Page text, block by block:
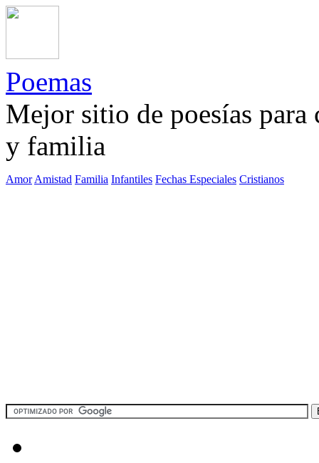
Poemas
Mejor sitio de poesías
y familia
Amor Amistad Familia Infantiles Fechas Especiales Cristianos